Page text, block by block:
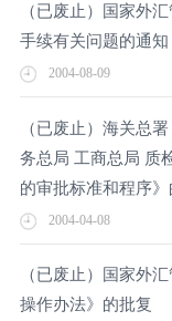
（已废止）国家外
手续有关问题的通知
2004-08-09
（已废止）海关总
务总局 工商总局 质
的审批标准和程序》
2004-04-08
（已废止）国家外
操作办法》的批复